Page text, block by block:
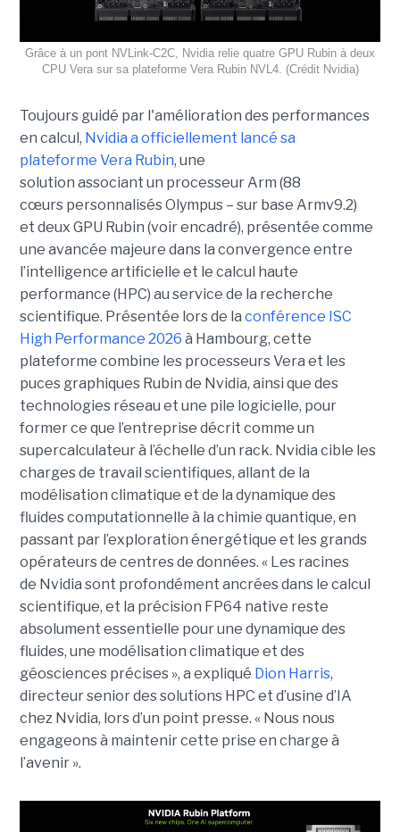
Grâce à un pont NVLink-C2C, Nvidia relie quatre GPU Rubin à deux
CPU Vera sur sa plateforme Vera Rubin NVL4. (Crédit Nvidia)
Toujours guidé par l'amélioration des performances
en calcul, Nvidia a officiellement lancé sa
plateforme Vera Rubin, une
solution associant un processeur Arm (88
cœurs personnalisés Olympus – sur base Armv9.2)
et deux GPU Rubin (voir encadré), présentée comme
une avancée majeure dans la convergence entre
l’intelligence artificielle et le calcul haute
performance (HPC) au service de la recherche
scientifique. Présentée lors de la conférence ISC
High Performance 2026 à Hambourg, cette
plateforme combine les processeurs Vera et les
puces graphiques Rubin de Nvidia, ainsi que des
technologies réseau et une pile logicielle, pour
former ce que l’entreprise décrit comme un
supercalculateur à l’échelle d’un rack. Nvidia cible les
charges de travail scientifiques, allant de la
modélisation climatique et de la dynamique des
fluides computationnelle à la chimie quantique, en
passant par l’exploration énergétique et les grands
opérateurs de centres de données. « Les racines
de Nvidia sont profondément ancrées dans le calcul
scientifique, et la précision FP64 native reste
absolument essentielle pour une dynamique des
fluides, une modélisation climatique et des
géosciences précises », a expliqué Dion Harris,
directeur senior des solutions HPC et d’usine d’IA
chez Nvidia, lors d’un point presse. « Nous nous
engageons à maintenir cette prise en charge à
l’avenir ».